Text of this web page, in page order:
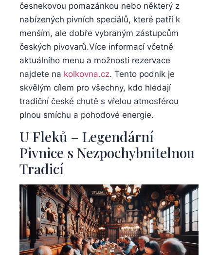
česnekovou ⁣pomazánkou‌ nebo některý⁢ z
nabízených pivních speciálů, které patří k
menším, ale dobře⁤ vybraným zástupcům
českých pivovarů.Více ​informací včetně⁤
aktuálního ⁢menu a‍ možnosti rezervace
najdete na kolkovna.cz. Tento podnik je
skvělým cílem pro všechny, kdo hledají
tradiční české chutě s ⁢vřelou⁢ atmosférou
plnou ⁢smíchu‌ a pohodové energie.
U Fleků⁣ – Legendární
Pivnice s ⁤Nezpochybnitelnou
Tradicí